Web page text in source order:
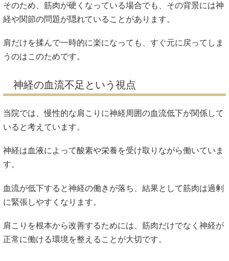
そのため、筋肉が硬くなっている場合でも、その背景には神
経や関節の問題が隠れていることがあります。
肩だけを揉んで一時的に楽になっても、すぐ元に戻ってしま
うのはこのためです。
神経の血流不足という視点
当院では、慢性的な肩こりに神経周囲の血流低下が関係して
いると考えています。
神経は血液によって酸素や栄養を受け取りながら働いていま
す。
血流が低下すると神経の働きが落ち、結果として筋肉は過剰
に緊張しやすくなります。
肩こりを根本から改善するためには、筋肉だけでなく神経が
正常に働ける環境を整えることが大切です。